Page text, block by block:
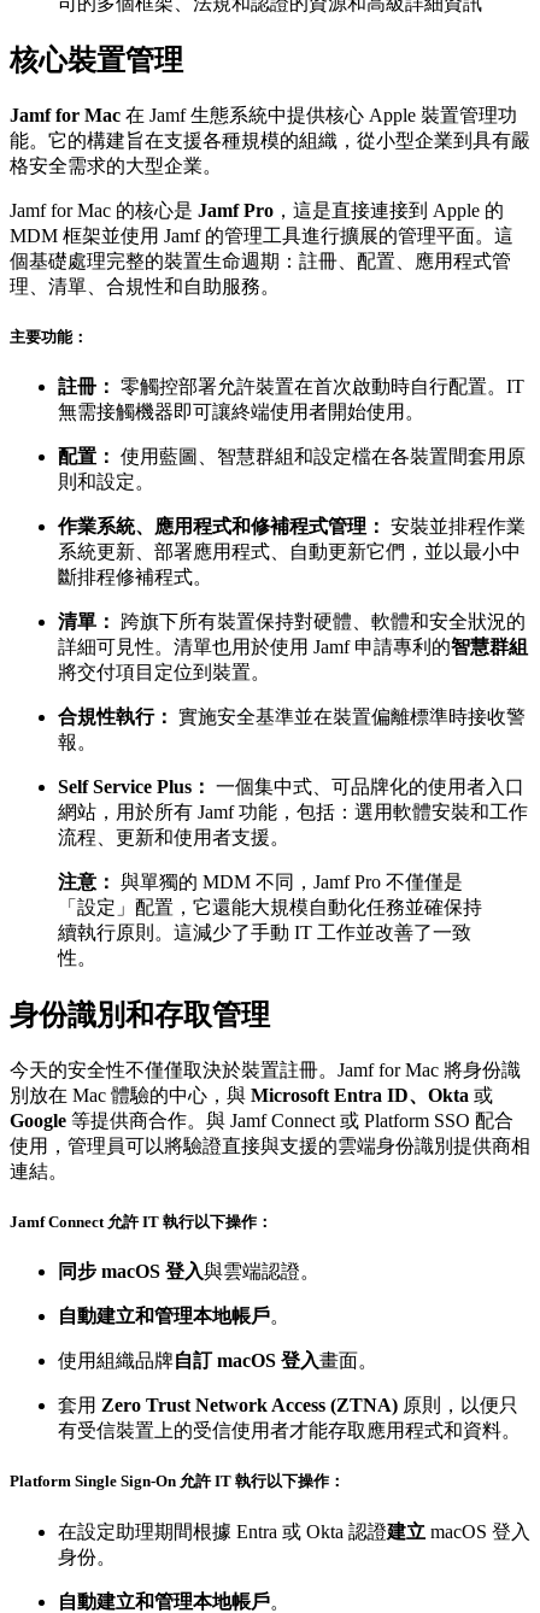
核心裝置管理
Jamf for Mac 在 Jamf 生態系統中提供核心 Apple 裝置管理功
能。它的構建旨在支援各種規模的組織，從小型企業到具有嚴
格安全需求的大型企業。
Jamf for Mac 的核心是 Jamf Pro ，這是直接連接到 Apple 的
MDM 框架並使用 Jamf 的管理工具進行擴展的管理平面。這
個基礎處理完整的裝置生命週期：註冊、配置、應用程式管
理、清單、合規性和自助服務。
主要功能：
註冊： 零觸控部署允許裝置在首次啟動時自行配置。IT
無需接觸機器即可讓終端使用者開始使用。
配置： 使用藍圖、智慧群組和設定檔在各裝置間套用原
則和設定。
作業系統、應用程式和修補程式管理： 安裝並排程作業
系統更新、部署應用程式、自動更新它們，並以最小中
斷排程修補程式。
清單：
跨旗下所有裝置保持對硬體、軟體和安全狀況的
詳細可見性。清單也用於使用 Jamf 申請專利的智慧群組
將交付項目定位到裝置。
合規性執行： 實施安全基準並在裝置偏離標準時接收警
報。
Self Service Plus： 一個集中式、可品牌化的使用者入口
網站，用於所有 Jamf 功能，包括：選用軟體安裝和工作
流程、更新和使用者支援。
注意： 與單獨的 MDM 不同，Jamf Pro 不僅僅是
「設定」配置，它還能大規模自動化任務並確保持
續執行原則。這減少了手動 IT 工作並改善了一致
性。
身份識別和存取管理
今天的安全性不僅僅取決於裝置註冊。Jamf for Mac 將身份識
別放在 Mac 體驗的中心，與 Microsoft Entra ID、Okta 或
Google 等提供商合作。與 Jamf Connect 或 Platform SSO 配合
使用，管理員可以將驗證直接與支援的雲端身份識別提供商相
連結。
Jamf Connect 允許 IT 執行以下操作：
同步 macOS 登入與雲端認證。
自動建立和管理本地帳戶。
使用組織品牌自訂 macOS 登入畫面。
套用 Zero Trust Network Access (ZTNA) 原則，以便只
有受信裝置上的受信使用者才能存取應用程式和資料。
Platform Single Sign-On 允許 IT 執行以下操作：
在設定助理期間根據 Entra 或 Okta 認證建立 macOS 登入
身份。
自動建立和管理本地帳戶。